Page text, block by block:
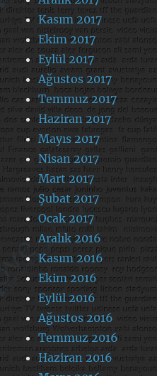
Kasım 2017
Ekim 2017
Eylül 2017
Ağustos 2017
Temmuz 2017
Haziran 2017
Mayıs 2017
Nisan 2017
Mart 2017
Şubat 2017
Ocak 2017
Aralık 2016
Kasım 2016
Ekim 2016
Eylül 2016
Ağustos 2016
Temmuz 2016
Haziran 2016